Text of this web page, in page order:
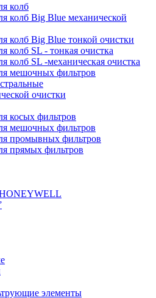
колб
колб Big Blue механической
колб Big Blue тонкой очистки
колб SL - тонкая очистка
SL -механическая очистка
мешочных фильтров
очистки
косых фильтров
мешочных фильтров
промывных фильтров
прямых фильтров
HONEYWELL
элементы